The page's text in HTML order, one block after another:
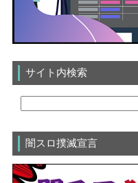
サイト内検索
闇スロ撲滅宣言